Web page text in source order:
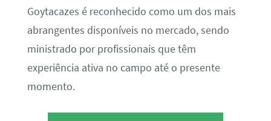
Goytacazes é reconhecido como um dos mais
abrangentes disponíveis no mercado, sendo
ministrado por profissionais que têm
experiência ativa no campo até o presente
momento.